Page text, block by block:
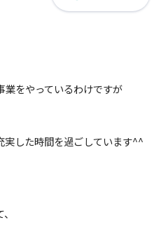
業をやっているわけですが
実した時間を過ごしています^^